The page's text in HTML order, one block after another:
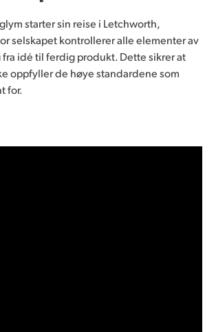
starter sin reise i Letchworth,
selskapet kontrollerer alle elementer av
idé til ferdig produkt. Dette sikrer at
oppfyller de høye standardene som
for.